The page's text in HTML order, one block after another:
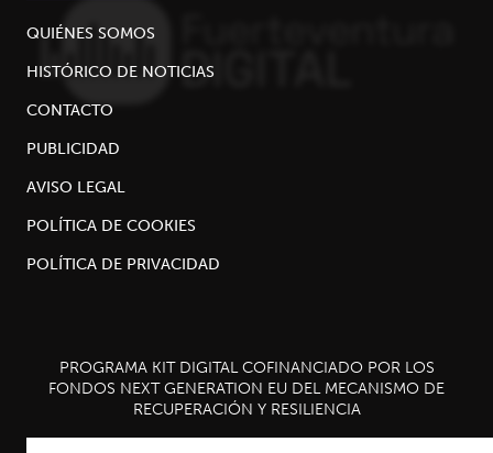
QUIÉNES SOMOS
HISTÓRICO DE NOTICIAS
CONTACTO
PUBLICIDAD
AVISO LEGAL
POLÍTICA DE COOKIES
POLÍTICA DE PRIVACIDAD
PROGRAMA KIT DIGITAL COFINANCIADO POR LOS
FONDOS NEXT GENERATION EU DEL MECANISMO DE
RECUPERACIÓN Y RESILIENCIA